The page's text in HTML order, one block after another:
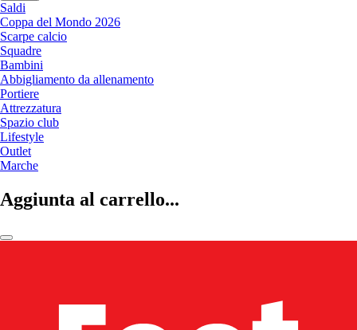
Saldi
Coppa del Mondo 2026
Scarpe calcio
Squadre
Bambini
Abbigliamento da allenamento
Portiere
Attrezzatura
Spazio club
Lifestyle
Outlet
Marche
Aggiunta al carrello...